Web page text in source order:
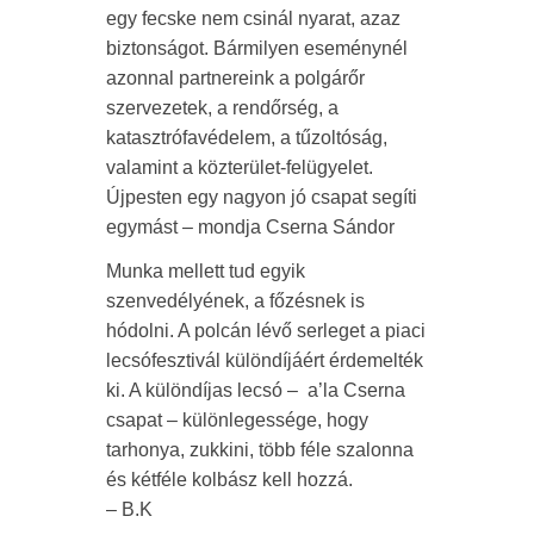
egy fecske nem csinál nyarat, azaz
biztonságot. Bármilyen eseménynél
azonnal partnereink a polgárőr
szervezetek, a rendőrség, a
katasztrófavédelem, a tűzoltóság,
valamint a közterület-felügyelet.
Újpesten egy nagyon jó csapat segíti
egymást – mondja Cserna Sándor
Munka mellett tud egyik
szenvedélyének, a főzésnek is
hódolni. A polcán lévő serleget a piaci
lecsófesztivál különdíjáért érdemelték
ki. A különdíjas lecsó – a’la Cserna
csapat – különlegessége, hogy
tarhonya, zukkini, több féle szalonna
és kétféle kolbász kell hozzá.
– B.K